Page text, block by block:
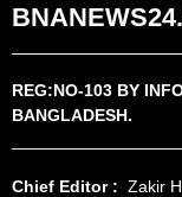
REG:NO-103 BY
BANGLADESH.
Chief Editor : Zakir